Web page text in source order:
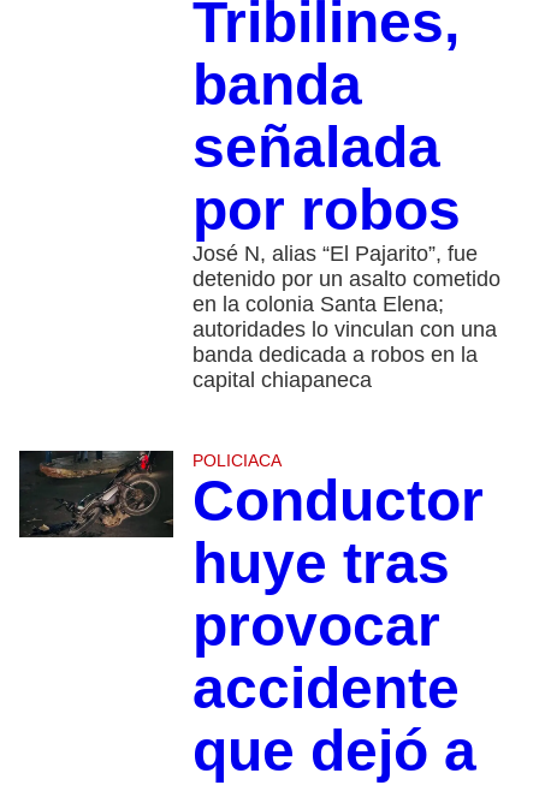
Tribilines,
banda
señalada
por robos
José N, alias “El Pajarito”, fue
detenido por un asalto cometido
en la colonia Santa Elena;
autoridades lo vinculan con una
banda dedicada a robos en la
capital chiapaneca
POLICIACA
Conductor
huye tras
provocar
accidente
que dejó a